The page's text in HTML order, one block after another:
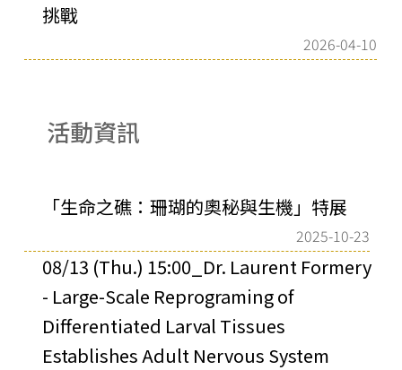
挑戰
2026-04-10
活動資訊
「生命之礁：珊瑚的奧秘與生機」特展
2025-10-23
08/13 (Thu.) 15:00_Dr. Laurent Formery
- Large-Scale Reprograming of
Differentiated Larval Tissues
Establishes Adult Nervous System